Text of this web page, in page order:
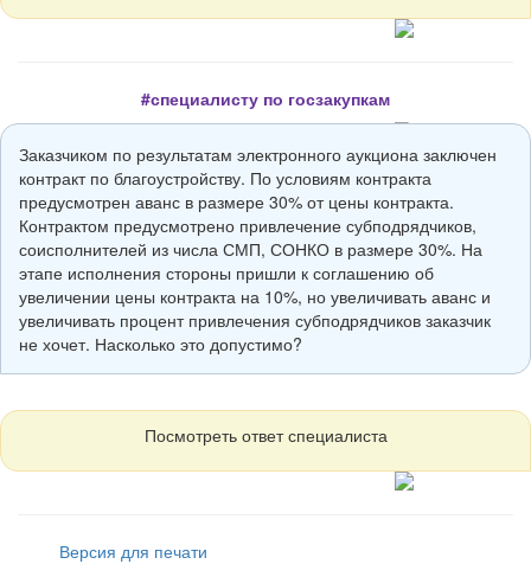
#специалисту по госзакупкам
Заказчиком по результатам электронного аукциона заключен
контракт по благоустройству. По условиям контракта
предусмотрен аванс в размере 30% от цены контракта.
Контрактом предусмотрено привлечение субподрядчиков,
соисполнителей из числа СМП, СОНКО в размере 30%. На
этапе исполнения стороны пришли к соглашению об
увеличении цены контракта на 10%, но увеличивать аванс и
увеличивать процент привлечения субподрядчиков заказчик
не хочет. Насколько это допустимо?
Посмотреть ответ специалиста
Версия для печати